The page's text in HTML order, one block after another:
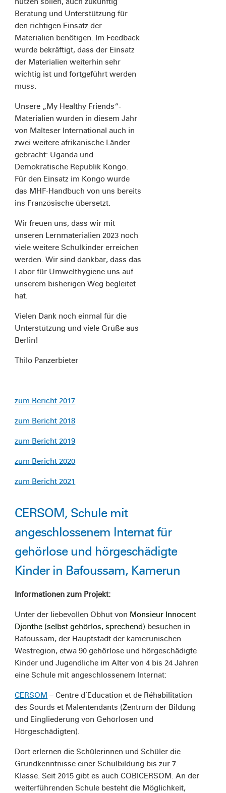
Beratung und Unterstützung für
den richtigen Einsatz der
Materialien benötigen. Im Feedback
wurde bekräftigt, dass der Einsatz
der Materialien weiterhin sehr
wichtig ist und fortgeführt werden
muss.
Unsere „My Healthy Friends“-
Materialien wurden in diesem Jahr
von Malteser International auch in
zwei weitere afrikanische Länder
gebracht: Uganda und
Demokratische Republik Kongo.
Für den Einsatz im Kongo wurde
das MHF-Handbuch von uns bereits
ins Französische übersetzt.
Wir freuen uns, dass wir mit
unseren Lernmaterialien 2023 noch
viele weitere Schulkinder erreichen
werden. Wir sind dankbar, dass das
Labor für Umwelthygiene uns auf
unserem bisherigen Weg begleitet
hat.
Vielen Dank noch einmal für die
Unterstützung und viele Grüße aus
Berlin!
Thilo Panzerbieter
zum Bericht 2017
zum Bericht 2018
zum Bericht 2019
zum Bericht 2020
zum Bericht 2021
CERSOM, Schule mit
angeschlossenem Internat für
gehörlose und hörgeschädigte
Kinder in Bafoussam, Kamerun
Informationen zum Projekt:
Unter der liebevollen Obhut von Monsieur Innocent
Djonthe (selbst gehörlos, sprechend) besuchen in
Bafoussam, der Hauptstadt der kamerunischen
Westregion, etwa 90 gehörlose und hörgeschädigte
Kinder und Jugendliche im Alter von 4 bis 24 Jahren
eine Schule mit angeschlossenem Internat:
CERSOM – Centre d´Education et de Réhabilitation
des Sourds et Malentendants (Zentrum der Bildung
und Eingliederung von Gehörlosen und
Hörgeschädigten).
Dort erlernen die Schülerinnen und Schüler die
Grundkenntnisse einer Schulbildung bis zur 7.
Klasse. Seit 2015 gibt es auch COBICERSOM. An der
weiterführenden Schule besteht die Möglichkeit,